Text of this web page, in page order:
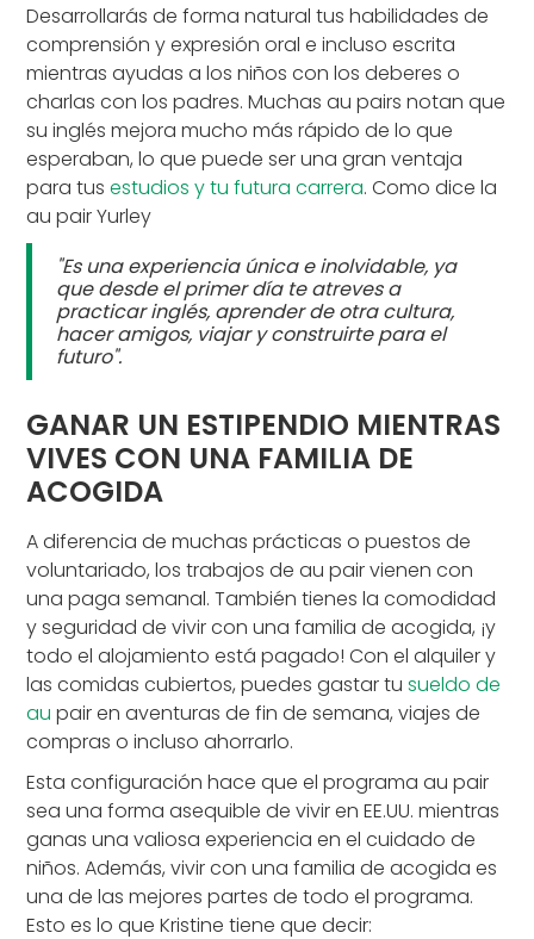
Desarrollarás de forma natural tus habilidades de
comprensión y expresión oral e incluso escrita
mientras ayudas a los niños con los deberes o
charlas con los padres. Muchas au pairs notan que
su inglés mejora mucho más rápido de lo que
esperaban, lo que puede ser una gran ventaja
para tusestudios y tu futura carrera. Como dice la
au pair Yurley
"Es una experiencia única e inolvidable, ya
que desde el primer día te atreves a
practicar inglés, aprender de otra cultura,
hacer amigos, viajar y construirte para el
futuro".
GANAR UN ESTIPENDIO MIENTRAS
VIVES CON UNA FAMILIA DE
ACOGIDA
A diferencia de muchas prácticas o puestos de
voluntariado, los trabajos de au pair vienen con
una paga semanal. También tienes la comodidad
y seguridad de vivir con una familia de acogida, ¡y
todo el alojamiento está pagado! Con el alquiler y
las comidas cubiertos, puedes gastar tusueldo de
au pair en aventuras de fin de semana, viajes de
compras o incluso ahorrarlo.
Esta configuración hace que el programa au pair
sea una forma asequible de vivir en EE.UU. mientras
ganas una valiosa experiencia en el cuidado de
niños. Además, vivir con una familia de acogida es
una de las mejores partes de todo el programa.
Esto es lo que Kristine tiene que decir: